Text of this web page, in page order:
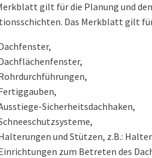
gilt für die Planung und
Das Merkblatt gilt
Sicherheitsdachhaken,
und Stützen, z.B.:
zum Betreten des